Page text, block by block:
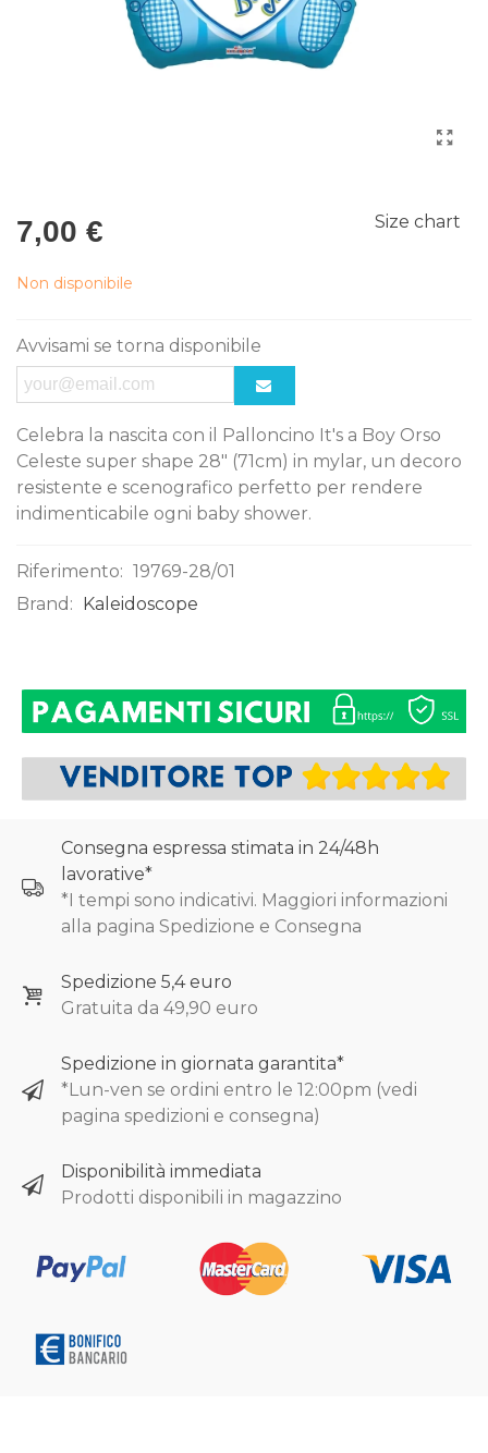
7,00 € Size chart
Non disponibile
Avvisami se torna disponibile
Celebra la nascita con il Palloncino It's a Boy Orso
Celeste super shape 28" (71cm) in mylar, un decoro
resistente e scenografico perfetto per rendere
indimenticabile ogni baby shower.
Riferimento: 19769-28/01
Brand: Kaleidoscope
Consegna espressa stimata in 24/48h
lavorative*
*I tempi sono indicativi. Maggiori informazioni
alla pagina Spedizione e Consegna
Spedizione 5,4 euro
Gratuita da 49,90 euro
Spedizione in giornata garantita*
*Lun-ven se ordini entro le 12:00pm (vedi
pagina spedizioni e consegna)
Disponibilità immediata
Prodotti disponibili in magazzino